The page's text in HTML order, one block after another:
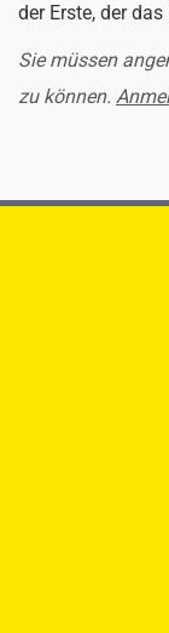
der Erste, der
Sie müssen
zu können.